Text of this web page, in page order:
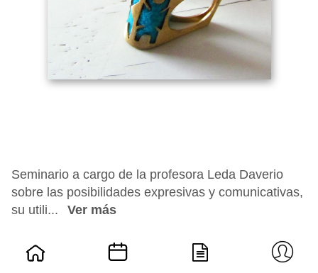
Seminario a cargo de la profesora Leda Daverio
sobre las posibilidades expresivas y comunicativas,
su utili...
Ver más